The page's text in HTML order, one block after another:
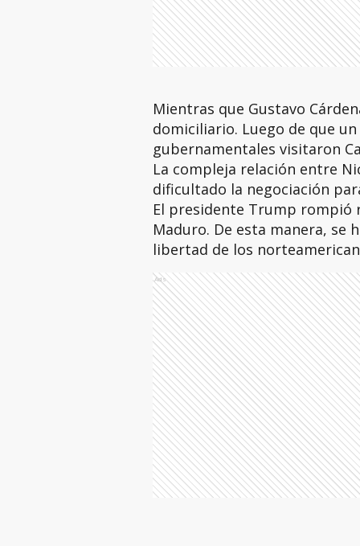
Mientras que Gustavo
domiciliario. Luego de que
gubernamentales visitaron
La compleja relación entre
dificultado la negociación
El presidente Trump rompió
Maduro. De esta manera, se
libertad de los
Ads